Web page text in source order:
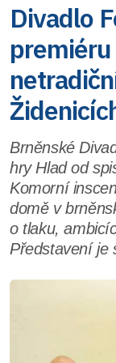
Divadlo
Brněnské
hry Hlad od
Komorní
domě v
o tlaku,
Představení je